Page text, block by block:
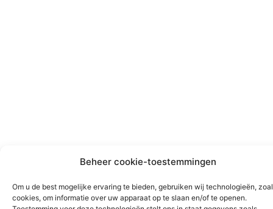
Beheer cookie-toestemmingen
Om u de best mogelijke ervaring te bieden, gebruiken wij technologieën,
cookies, om informatie over uw apparaat op te slaan en/of te openen.